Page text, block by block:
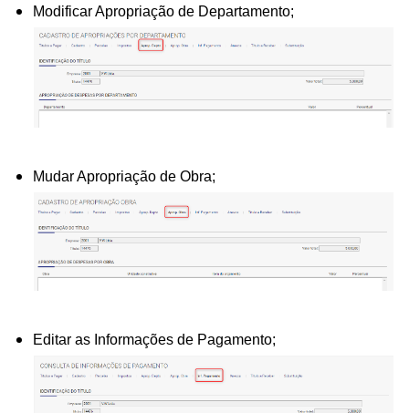
Modificar Apropriação de Departamento;
Mudar Apropriação de Obra;
Editar as Informações de Pagamento;